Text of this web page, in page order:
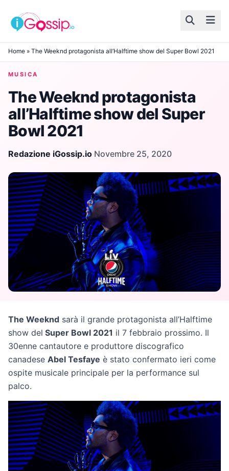
Skip to content
Home » The Weeknd protagonista all’Halftime show del Super Bowl 2021
MUSICA
The Weeknd protagonista
all’Halftime show del Super
Bowl 2021
Redazione iGossip.io·Novembre 25, 2020
The Weeknd sarà il grande protagonista all’Halftime
show del Super Bowl 2021 il 7 febbraio prossimo. Il
30enne cantautore e produttore discografico
canadese Abel Tesfaye è stato confermato ieri come
ospite musicale principale per la performance sul
palco.